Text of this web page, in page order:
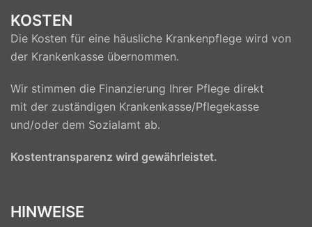
KOSTEN
Die Kosten für eine häusliche Krankenpflege wird von
der Krankenkasse übernommen.
Wir stimmen die Finanzierung Ihrer Pflege direkt
mit der zuständigen Krankenkasse/Pflegekasse
und/oder dem Sozialamt ab.
Kostentransparenz wird gewährleistet.
HINWEISE